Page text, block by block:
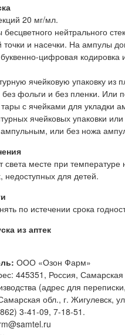
20 мг/мл.
нейтрального
точки и насечки. На ампулы
цифровая
ячейковую упаковку
фольги и без пленки. Или
с ячейками для укладки
ячейковых упаковки
или без ножа
месте при
недоступных для детей.
по истечении срока
из аптек
ООО «Озон Фарм»
445351, Россия,
(адрес для
обл., г. Жигулевск,
3-41-09, 7-18-51.